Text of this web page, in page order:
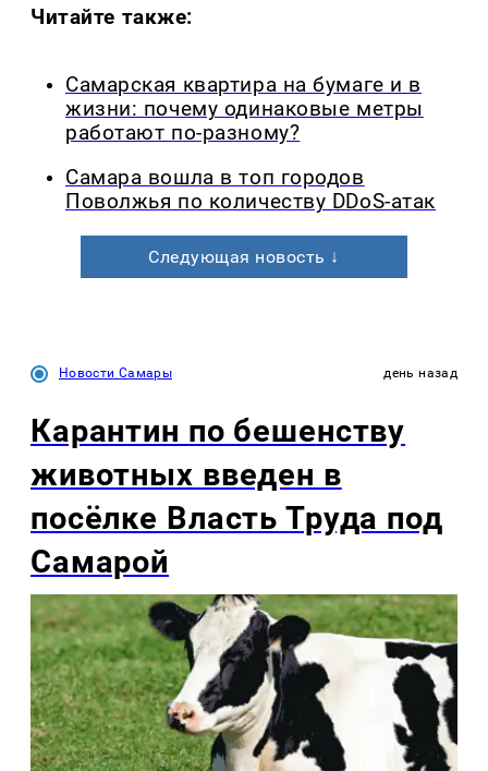
Читайте также:
Самарская квартира на бумаге и в
жизни: почему одинаковые метры
работают по-разному?
Самара вошла в топ городов
Поволжья по количеству DDoS-атак
Следующая новость ↓
Новости Самары день назад
Карантин по бешенству
животных введен в
посёлке Власть Труда под
Самарой